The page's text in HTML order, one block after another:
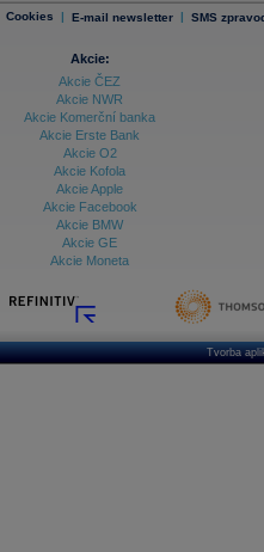
Cookies | E-mail newsletter | SMS
Akcie:
Akcie ČEZ
Akcie NWR
Akcie Komerční banka
Akcie Erste Bank
Akcie O2
Akcie Kofola
Akcie Apple
Akcie Facebook
Akcie BMW
Akcie GE
Akcie Moneta
Tvorba